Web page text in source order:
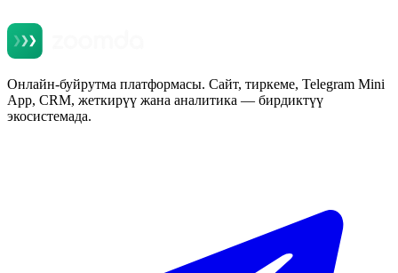
Онлайн-буйрутма платформасы. Сайт, тиркеме, Telegram Mini
App, CRM, жеткирүү жана аналитика — бирдиктүү
экосистемада.